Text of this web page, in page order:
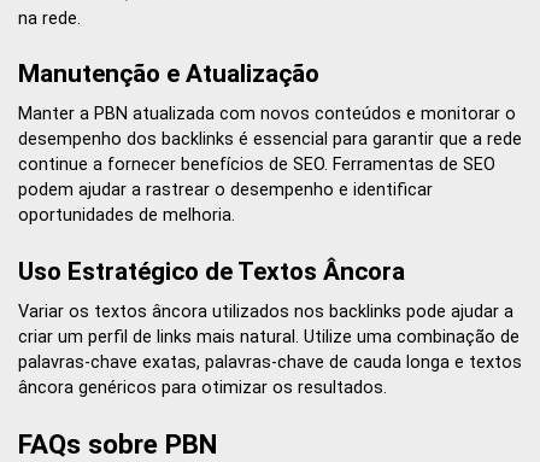
na rede.
Manutenção e Atualização
Manter a PBN atualizada com novos conteúdos e monitorar o
desempenho dos backlinks é essencial para garantir que a rede
continue a fornecer benefícios de SEO. Ferramentas de SEO
podem ajudar a rastrear o desempenho e identificar
oportunidades de melhoria.
Uso Estratégico de Textos Âncora
Variar os textos âncora utilizados nos backlinks pode ajudar a
criar um perfil de links mais natural. Utilize uma combinação de
palavras-chave exatas, palavras-chave de cauda longa e textos
âncora genéricos para otimizar os resultados.
FAQs sobre PBN